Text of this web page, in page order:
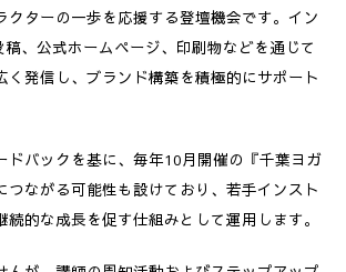
クターの一歩を応援する登壇機会です。イン
稿、公式ホームページ、印刷物などを通じて
く発信し、ブランド構築を積極的にサポート
ドバックを基に、毎年10月開催の『千葉ヨガ
つながる可能性も設けており、若手インスト
続的な成長を促す仕組みとして運用します。